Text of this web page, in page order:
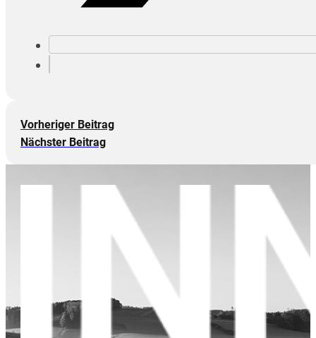
Vorheriger Beitrag
Nächster Beitrag